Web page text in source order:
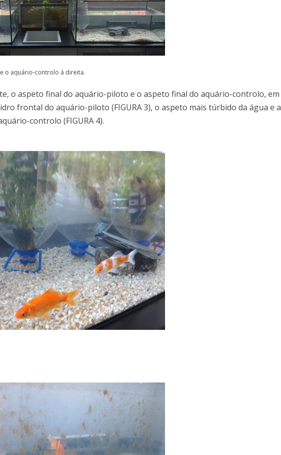
o aquário-controlo à direita.
o aspeto final do aquário-piloto e o aspeto final do aquário-controlo, em
frontal do aquário-piloto (FIGURA 3), o aspeto mais túrbido da água e a
controlo (FIGURA 4).